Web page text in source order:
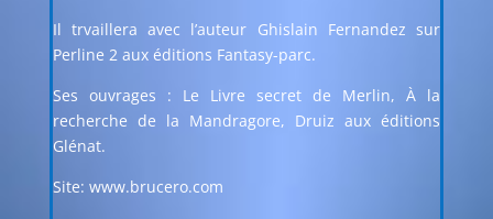
Il trvaillera avec l’auteur Ghislain Fernandez sur
Perline 2 aux éditions Fantasy-parc.
Ses ouvrages : Le Livre secret de Merlin, À la
recherche de la Mandragore, Druiz aux éditions
Glénat.
Site: www.brucero.com